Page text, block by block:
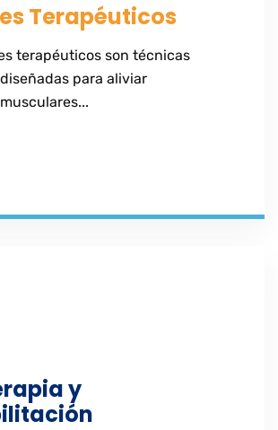
Terapéuticos
terapéuticos son técnicas
para aliviar
y